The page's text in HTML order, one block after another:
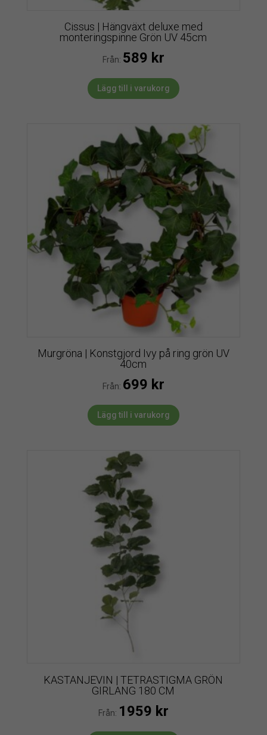
Cissus | Hängväxt deluxe med
monteringspinne Grön UV 45cm
Från: 589 kr
Lägg till i varukorg
Murgröna | Konstgjord Ivy på ring grön UV
40cm
Från: 699 kr
Lägg till i varukorg
KASTANJEVIN | TETRASTIGMA GRÖN
GIRLANG 180 CM
Från: 1959 kr